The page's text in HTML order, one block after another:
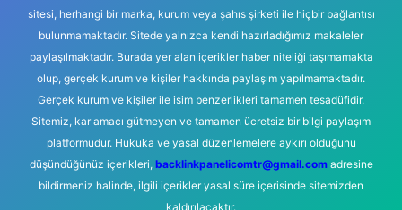
sitesi, herhangi bir marka, kurum veya şahıs şirketi ile hiçbir bağlantısı
bulunmamaktadır. Sitede yalnızca kendi hazırladığımız makaleler
paylaşılmaktadır. Burada yer alan içerikler haber niteliği taşımamakta
olup, gerçek kurum ve kişiler hakkında paylaşım yapılmamaktadır.
Gerçek kurum ve kişiler ile isim benzerlikleri tamamen tesadüfidir.
Sitemiz, kar amacı gütmeyen ve tamamen ücretsiz bir bilgi paylaşım
platformudur. Hukuka ve yasal düzenlemelere aykırı olduğunu
düşündüğünüz içerikleri, backlinkpanelicomtr@gmail.comadresine
bildirmeniz halinde, ilgili içerikler yasal süre içerisinde sitemizden
kaldırılacaktır.